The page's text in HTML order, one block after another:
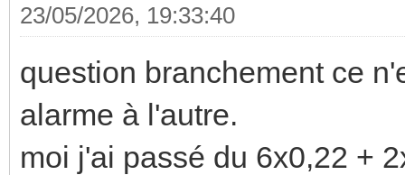
23/05/2026, 19:33:40
question branchement ce
alarme à l'autre.
moi j'ai passé du 6x0,22 +